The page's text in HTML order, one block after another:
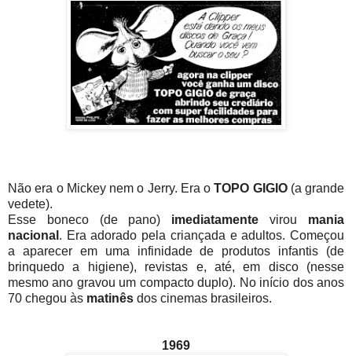
Não era o Mickey nem o Jerry. Era oTOPO GIGIO(a grande
vedete).
Esse boneco (de pano) imediatamentevirou mania
nacional . Era adorado pela criançada e adultos. Começou
a aparecer em uma infinidade de produtos infantis (de
brinquedo a higiene), revistas e, até, em disco (nesse
mesmo ano gravou um compacto duplo). No início dos anos
70 chegou às matinês dos cinemas brasileiros.
1969